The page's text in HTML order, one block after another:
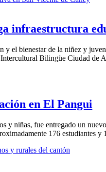
infraestructura
el bienestar de la niñez y
Bilingüe Ciudad
en El Pangui
y niñas, fue entregado un
176